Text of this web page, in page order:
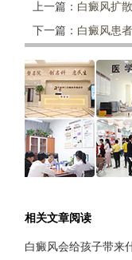
上一篇： 白癜风扩
下一篇： 白癜风患
相关文章阅读
白癜风会给孩子带来